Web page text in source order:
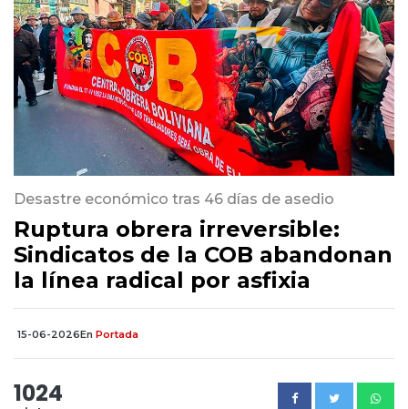
Desastre económico tras 46 días de asedio
Ruptura obrera irreversible:
Sindicatos de la COB abandonan
la línea radical por asfixia
15-06-2026En Portada
1024